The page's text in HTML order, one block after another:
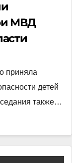
МВД
приняла
детей
также…